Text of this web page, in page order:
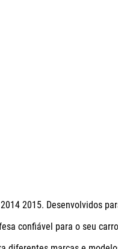
2015. Desenvolvidos
confiável para o seu